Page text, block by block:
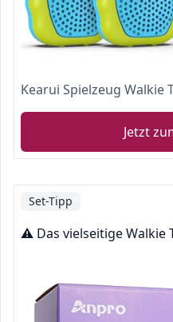
Kearui Spielzeug Walkie
Jetzt
Set-Tipp
⚠️ Das vielseitige Walkie